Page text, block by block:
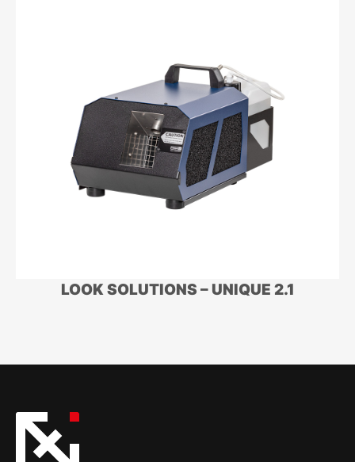
LOOK SOLUTIONS – UNIQUE 2.1